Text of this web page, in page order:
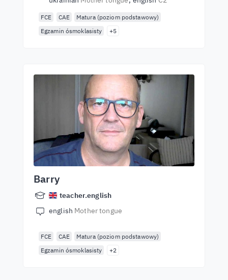
FCE CAE
Matura (poziom podstawowy)
Egzamin ósmoklasisty
+5
Barry
teacher.english
english Mother tongue
FCE CAE
Matura (poziom podstawowy)
Egzamin ósmoklasisty
+2